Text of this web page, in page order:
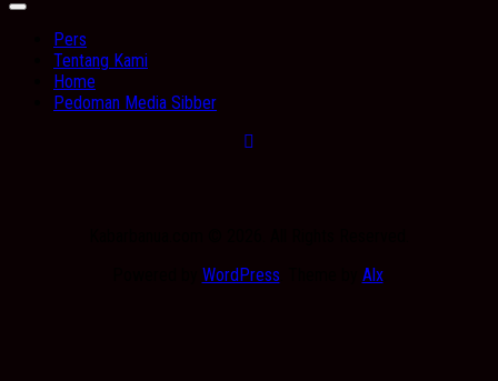
Expand
Pers
Tentang Kami
Home
Pedoman Media Sibber
WordPress Alx.